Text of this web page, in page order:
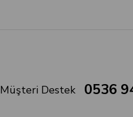
Müşteri Destek 0536